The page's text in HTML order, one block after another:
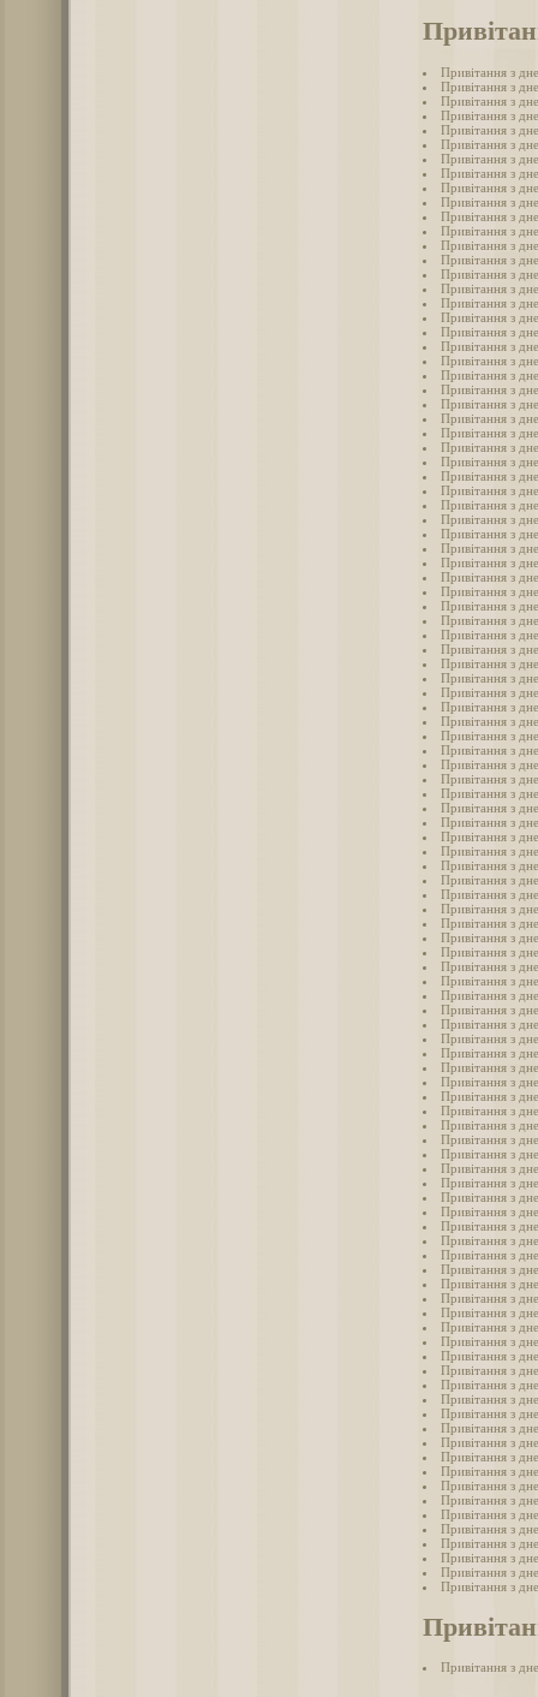
Привітання з
Привітання з
Привітання з
Привітання з
Привітання з
Привітання з
Привітання з
Привітання з
Привітання з
Привітання з
Привітання з
Привітання з
Привітання з
Привітання з
Привітання з
Привітання з
Привітання з
Привітання з
Привітання з
Привітання з
Привітання з
Привітання з
Привітання з
Привітання з
Привітання з
Привітання з
Привітання з
Привітання з
Привітання з
Привітання з
Привітання з
Привітання з
Привітання з
Привітання з
Привітання з
Привітання з
Привітання з
Привітання з
Привітання з
Привітання з
Привітання з
Привітання з
Привітання з
Привітання з
Привітання з
Привітання з
Привітання з
Привітання з
Привітання з
Привітання з
Привітання з
Привітання з
Привітання з
Привітання з
Привітання з
Привітання з
Привітання з
Привітання з
Привітання з
Привітання з
Привітання з
Привітання з
Привітання з
Привітання з
Привітання з
Привітання з
Привітання з
Привітання з
Привітання з
Привітання з
Привітання з
Привітання з
Привітання з
Привітання з
Привітання з
Привітання з
Привітання з
Привітання з
Привітання з
Привітання з
Привітання з
Привітання з
Привітання з
Привітання з
Привітання з
Привітання з
Привітання з
Привітання з
Привітання з
Привітання з
Привітання з
Привітання з
Привітання з
Привітання з
Привітання з
Привітання з
Привітання з
Привітання з
Привітання з
Привітання з
Привітання з
Привітання з
Привітання з
Привітання з
Привітання з
Привітання з
Привітання з